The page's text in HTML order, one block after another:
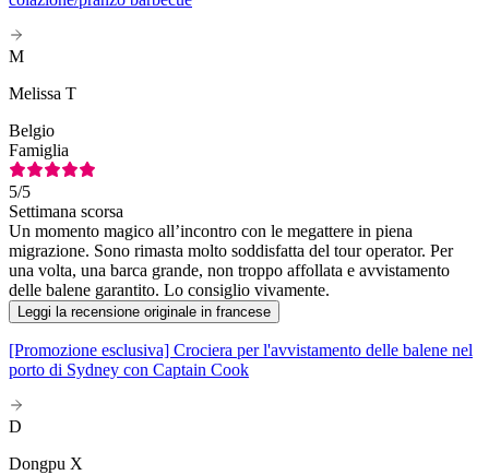
M
Melissa T
Belgio
Famiglia
5/5
Settimana scorsa
Un momento magico all’incontro con le megattere in piena
migrazione. Sono rimasta molto soddisfatta del tour operator. Per
una volta, una barca grande, non troppo affollata e avvistamento
delle balene garantito. Lo consiglio vivamente.
Leggi la recensione originale in francese
[Promozione esclusiva] Crociera per l'avvistamento delle balene nel
porto di Sydney con Captain Cook
D
Dongpu X